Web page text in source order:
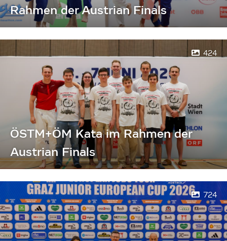
Rahmen der Austrian Finals
424
ÖSTM+ÖM Kata im Rahmen der
Austrian Finals
724